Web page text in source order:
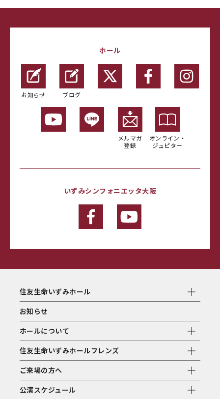
ホール
お知らせ ブログ
メルマガ
登録
オンライン・
ジュピター
いずみシンフォニエッタ大阪
住友生命いずみホール
お知らせ
ホールについて
住友生命いずみホールフレンズ
ご来場の方へ
公演スケジュール